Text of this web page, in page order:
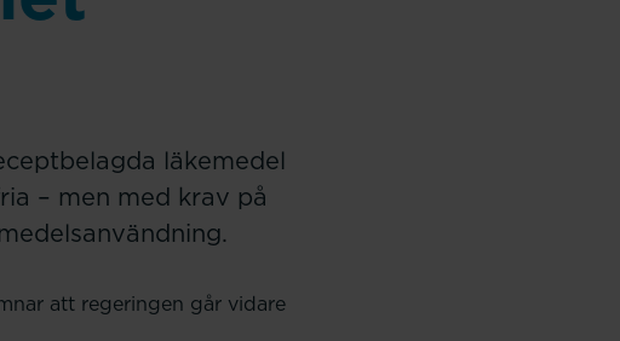
läkemedel
– men med krav på
att regeringen går vidare